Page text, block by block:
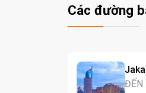
Các đường
ĐẾN